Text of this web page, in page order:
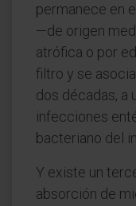
permanece en
—de origen
atrófica o por
filtro y se
dos décadas, a
infecciones
bacteriano del
Y existe un
absorción de